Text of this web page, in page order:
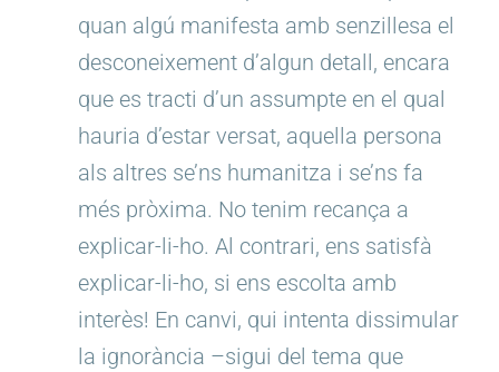
quan algú manifesta amb senzillesa el
desconeixement d’algun detall, encara
que es tracti d’un assumpte en el qual
hauria d’estar versat, aquella persona
als altres se’ns humanitza i se’ns fa
més pròxima. No tenim recança a
explicar-li-ho. Al contrari, ens satisfà
explicar-li-ho, si ens escolta amb
interès! En canvi, qui intenta dissimular
la ignorància –sigui del tema que